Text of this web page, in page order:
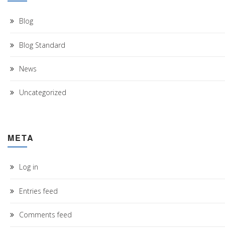
Blog
Blog Standard
News
Uncategorized
META
Log in
Entries feed
Comments feed